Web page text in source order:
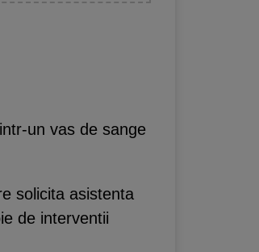
un vas de sange
solicita asistenta
de interventii